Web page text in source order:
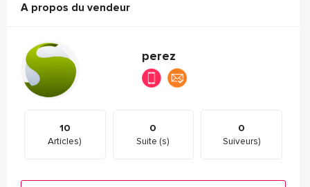
A propos du vendeur
perez
10
Articles)
0
Suite (s)
0
Suiveurs)